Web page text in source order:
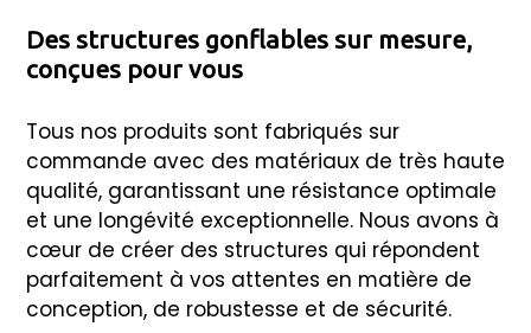
Des structures gonflables sur mesure,
conçues pour vous
Tous nos produits sont fabriqués sur
commande avec des matériaux de très haute
qualité, garantissant une résistance optimale
et une longévité exceptionnelle. Nous avons à
cœur de créer des structures qui répondent
parfaitement à vos attentes en matière de
conception, de robustesse et de sécurité.